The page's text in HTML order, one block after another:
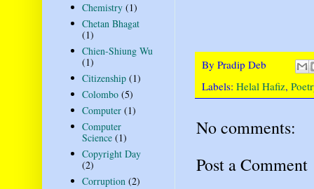
By Pradip Deb
Labels: Helal Hafiz,
No comments:
Post a Comment
Chemistry (1)
Chetan Bhagat
(1)
Chien-Shiung Wu
(1)
Citizenship (1)
Colombo (5)
Computer (1)
Computer
Science (1)
Copyright Day
(2)
Corruption (2)